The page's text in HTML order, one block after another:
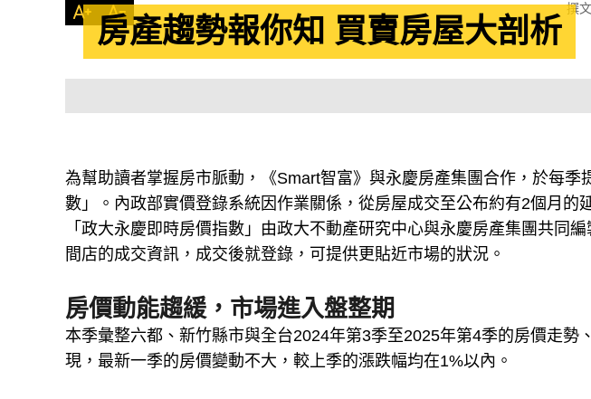
房產趨勢報你知 買賣房屋大剖析
撰
為幫助讀者掌握房市脈動，《Smart智富》與永慶房產集團合作，於每季
數」。內政部實價登錄系統因作業關係，從房屋成交至公布約有2個月的
「政大永慶即時房價指數」由政大不動產研究中心與永慶房產集團共同
間店的成交資訊，成交後就登錄，可提供更貼近市場的狀況。
房價動能趨緩，市場進入盤整期
本季彙整六都、新竹縣市與全台2024年第3季至2025年第4季的房價走勢
現，最新一季的房價變動不大，較上季的漲跌幅均在1%以內。